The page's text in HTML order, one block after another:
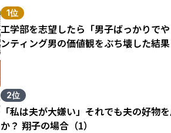
1位
工学部を志望したら「男子ばっかりで
ンティング男の価値観をぶち壊した結果
2位
「私は夫が大嫌い」それでも夫の好物
か？ 翔子の場合（1）